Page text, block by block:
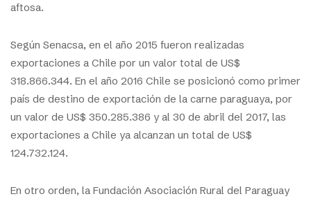
aftosa.
Según Senacsa, en el año 2015 fueron realizadas
exportaciones a Chile por un valor total de US$
318.866.344. En el año 2016 Chile se posicionó como primer
país de destino de exportación de la carne paraguaya, por
un valor de US$ 350.285.386 y al 30 de abril del 2017, las
exportaciones a Chile ya alcanzan un total de US$
124.732.124.
En otro orden, la Fundación Asociación Rural del Paraguay